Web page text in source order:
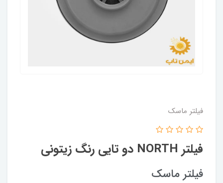
فیلتر ماسک
فیلتر NORTH دو تایی رنگ زیتونی
فیلتر ماسک